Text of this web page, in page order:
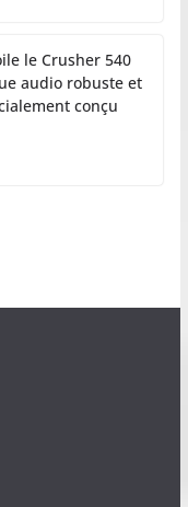
le Crusher 540
audio robuste et
conçu